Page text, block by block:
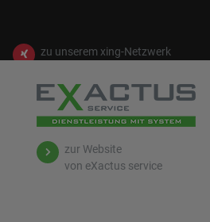
zu unserem xing-Netzwerk
zur Website
von eXactus service